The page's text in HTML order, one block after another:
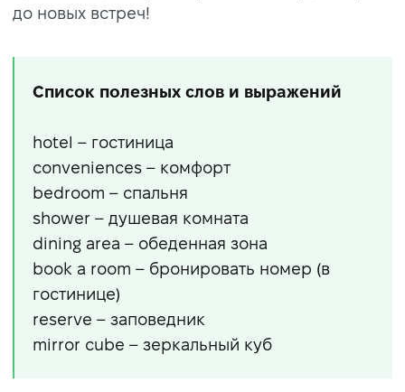
до новых встреч!
Список полезных слов и выражений
hotel – гостиница
conveniences – комфорт
bedroom – спальня
shower – душевая комната
dining area – обеденная зона
book a room – бронировать номер (в
гостинице)
reserve – заповедник
mirror cube – зеркальный куб